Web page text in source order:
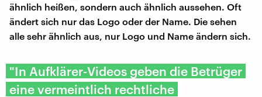
ähnlich heißen, sondern auch ähnlich aussehen. Oft
ändert sich nur das Logo oder der Name. Die sehen
alle sehr ähnlich aus, nur Logo und Name ändern sich.
"In Aufklärer-Videos geben die Betrüger
eine vermeintlich rechtliche